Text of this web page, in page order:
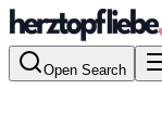
Open Search